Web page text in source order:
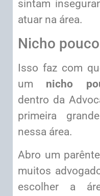
sintam
atuar na área.
Nicho
Isso faz com
um nicho
dentro da
primeira
nessa área.
Abro um
muitos
escolher a